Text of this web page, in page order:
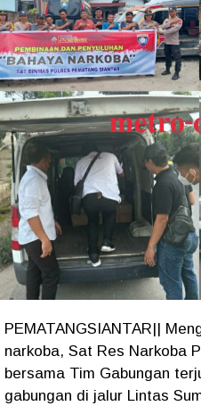
PEMATANGSIANTAR||
narkoba, Sat Res Narkoba
bersama Tim Gabungan
gabungan di jalur Lintas